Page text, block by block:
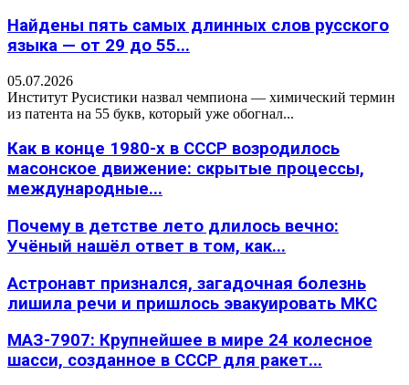
Найдены пять самых длинных слов русского
языка — от 29 до 55...
05.07.2026
Институт Русистики назвал чемпиона — химический термин
из патента на 55 букв, который уже обогнал...
Как в конце 1980-х в СССР возродилось
масонское движение: скрытые процессы,
международные...
Почему в детстве лето длилось вечно:
Учёный нашёл ответ в том, как...
Астронавт признался, загадочная болезнь
лишила речи и пришлось эвакуировать МКС
МАЗ-7907: Крупнейшее в мире 24 колесное
шасси, созданное в СССР для ракет...